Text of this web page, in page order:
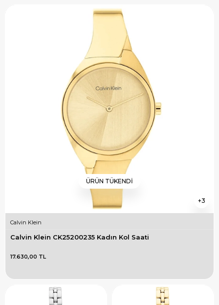
3
ÜRÜN TÜKENDI
Calvin Klein
Calvin Klein CK25200235 Kadın Kol Saati
17.630,00 TL